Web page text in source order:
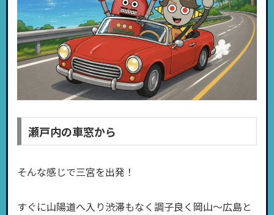
瀬戸内の車窓から
そんな感じで三宮を出発！
すぐに山陽道へ入り渋滞もなく調子良く岡山〜広島と